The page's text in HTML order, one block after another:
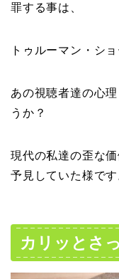
罪する事は、
トゥルーマン・シ
あの視聴者達の心
うか？
現代の私達の歪な
予見していた様です
カリッとさ